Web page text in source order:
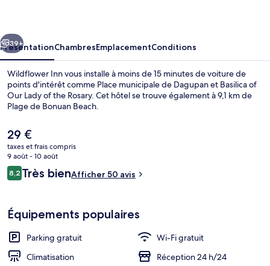
Extérieur
Suivant
39+
PrésentationChambresEmplacementConditions
Wildflower Inn vous installe à moins de 15 minutes de voiture de
points d'intérêt comme Place municipale de Dagupan et Basilica of
Our Lady of the Rosary. Cet hôtel se trouve également à 9,1 km de
Plage de Bonuan Beach.
Le
prix
actuel
est
de
29 €
taxes et frais compris
9 août - 10 août
Avis
voyageurs
8,28,2 sur 10
Très bienAfficher 50 avis
Équipements populaires
Parking gratuit
Wi-Fi gratuit
Climatisation
Réception 24 h/24